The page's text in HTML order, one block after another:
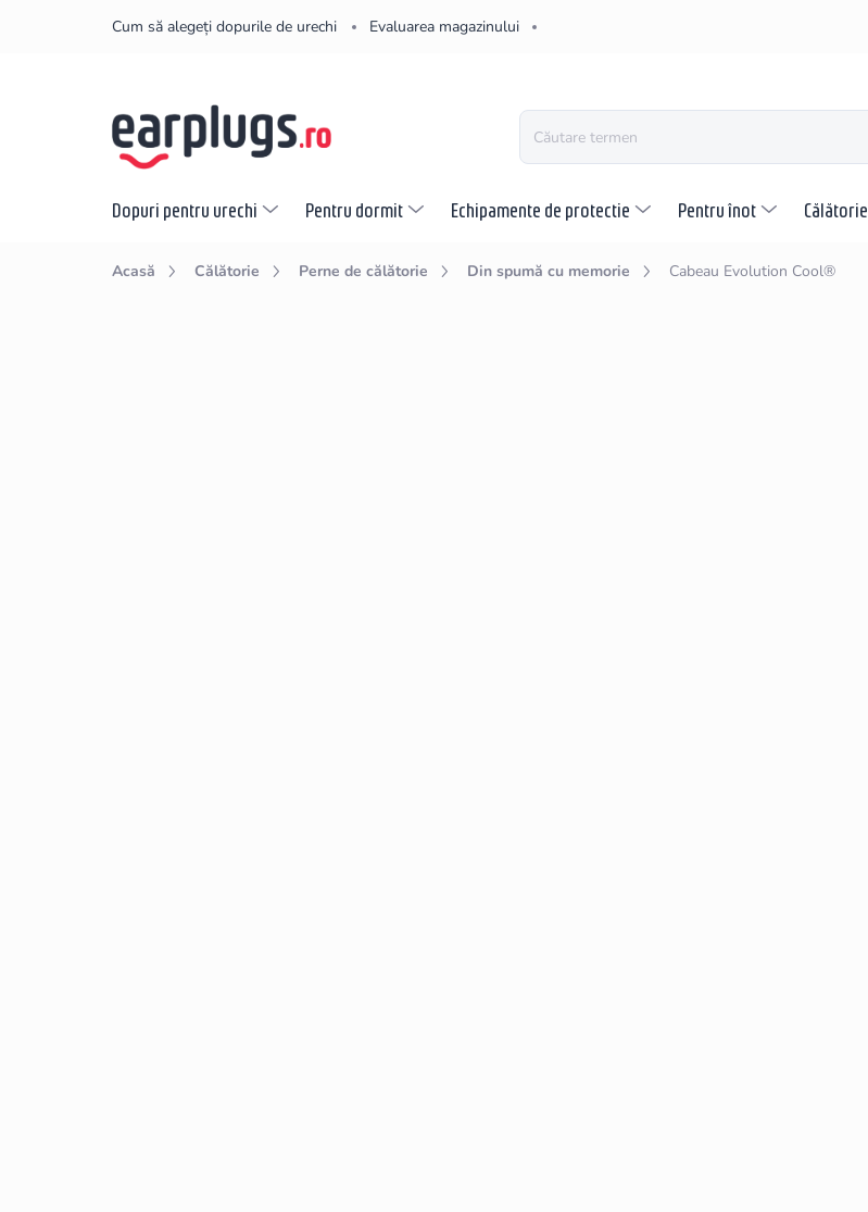
Cum să alegeți dopurile de urechi Evaluarea magazinului
Dopuri pentru urechi Pentru dormit Echipamente de protectie Pentru înot Călătorie
Acasă Călătorie Perne de călătorie Din spumă cu memorie Cabeau Evolution Cool®